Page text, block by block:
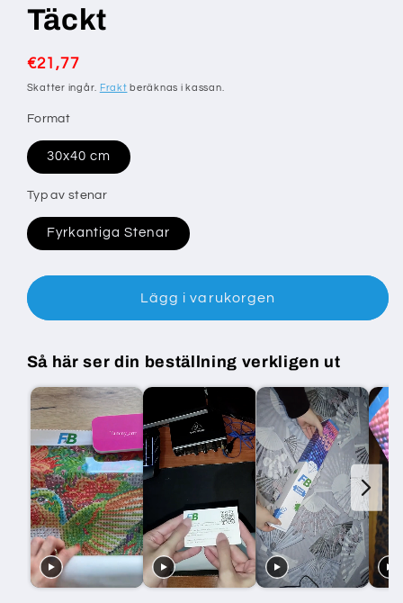
Täckt
Ordinarie
pris
€21,77
Skatter ingår. Frakt beräknas i kassan.
Format
30x40 cm
Typ av stenar
Fyrkantiga Stenar
Lägg i varukorgen
Så här ser din beställning verkligen ut